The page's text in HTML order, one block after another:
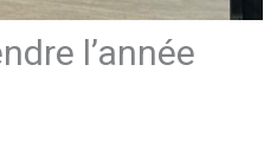
l’année